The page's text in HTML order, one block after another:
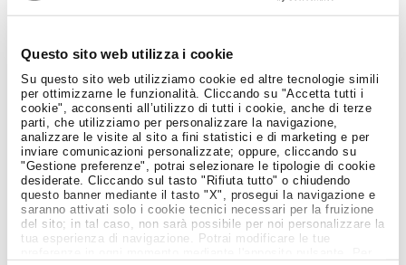
Questo sito web utilizza i cookie
Su questo sito web utilizziamo cookie ed altre tecnologie simili
per ottimizzarne le funzionalità. Cliccando su "Accetta tutti i
cookie", acconsenti all’utilizzo di tutti i cookie, anche di terze
parti, che utilizziamo per personalizzare la navigazione,
analizzare le visite al sito a fini statistici e di marketing e per
inviare comunicazioni personalizzate; oppure, cliccando su
"Gestione preferenze", potrai selezionare le tipologie di cookie
desiderate. Cliccando sul tasto "Rifiuta tutto" o chiudendo
questo banner mediante il tasto "X", prosegui la navigazione e
saranno attivati solo i cookie tecnici necessari per la fruizione
del sito; in tal caso, non sarà possibile per noi personalizzare la
tua esperienza di navigazione. Potrai modificare le tue
Scopri le aziende che partecipano e il
programma degli incontri della giornata
Crea il tuo profilo e registrati
gratuitamente all’evento
Ricordati di mostrare il tuo QR Code